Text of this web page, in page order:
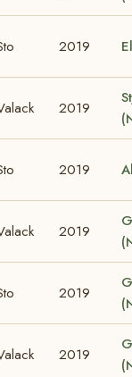
2019
2019
2019
2019
2019
2019